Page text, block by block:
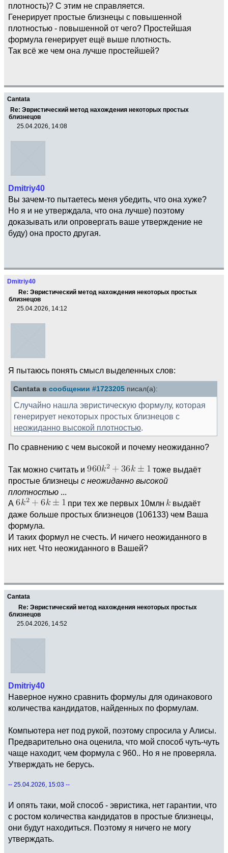
плотность)? С этим не справляется.
Генерирует простые близнецы с повышенной
плотностью - повышенной от чего? Простейшая
формула генерирует ещё выше плотность.
Так всё же чем она лучше простейшей?
Cantata
Re: Эвристический метод нахождения некоторых простых
близнецов
25.04.2026, 14:08
Dmitriy40
Вы зачем-то пытаетесь меня убедить, что она хуже?
Но я и не утверждала, что она лучше) поэтому
доказывать или опровергать ваше утверждение не
буду) она просто другая.
Dmitriy40
Re: Эвристический метод нахождения некоторых простых
близнецов
25.04.2026, 14:12
Я пытаюсь понять смысл выделенных слов:
Cantata в сообщении #1723205 писал(а):
Случайно нашла эвристическую формулу, которая
генерирует некоторых простых близнецов с
неожиданно высокой плотностью.
По сравнению с чем высокой и почему неожиданно?
Так можно считать и
тоже выдаёт
простые близнецы с неожиданно высокой
плотностью ...
А
при тех же первых 10млн
выдаёт
даже больше простых близнецов (106133) чем Ваша
формула.
И таких формул не счесть. И ничего неожиданного в
них нет. Что неожиданного в Вашей?
Cantata
Re: Эвристический метод нахождения некоторых простых
близнецов
25.04.2026, 14:52
Dmitriy40
Наверное нужно сравнить формулы для одинакового
количества кандидатов, найденных по формулам.
Компьютера нет под рукой, поэтому спросила у Алисы.
Предварительно она оценила, что мой способ чуть-чуть
чаще находит, чем формула с 960.. Но я не проверяла.
Утверждать не берусь.
-- 25.04.2026, 15:03 --
И опять таки, мой способ - эвристика, нет гарантии, что
с ростом количества кандидатов в простые близнецы,
они будут находиться. Поэтому я ничего не могу
утверждать.